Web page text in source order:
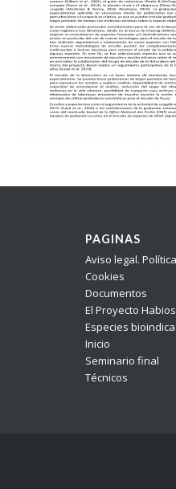
PAGINAS
Aviso legal.
Cookies
Documentos
El Proyecto Habios
Especies
Inicio
Seminario final
Técnicos